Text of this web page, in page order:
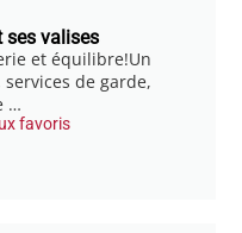
ses valises
et équilibre!Un
de garde,
…
favoris